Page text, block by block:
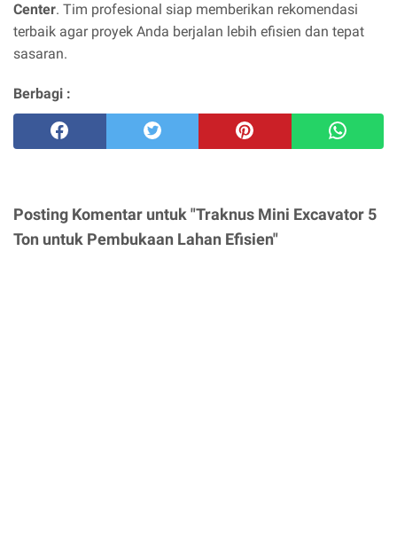
Center. Tim profesional siap memberikan rekomendasi
terbaik agar proyek Anda berjalan lebih efisien dan tepat
sasaran.
Berbagi :
Posting Komentar untuk "Traknus Mini Excavator 5
Ton untuk Pembukaan Lahan Efisien"